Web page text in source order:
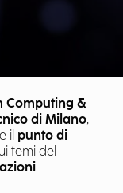
Computing &
di Milano,
il punto di
temi del